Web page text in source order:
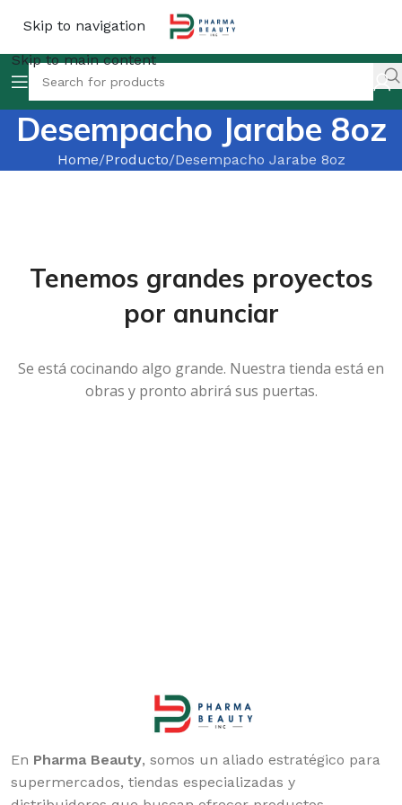
Skip to navigation
Skip to main content
Desempacho Jarabe 8oz
Home Producto Desempacho Jarabe 8oz
Tenemos grandes proyectos
por anunciar
Se está cocinando algo grande. Nuestra tienda está en
obras y pronto abrirá sus puertas.
En Pharma Beauty, somos un aliado estratégico para
supermercados, tiendas especializadas y